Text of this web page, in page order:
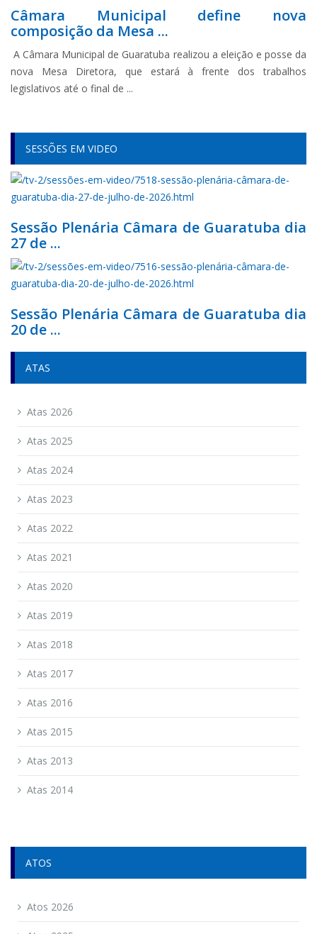
Câmara Municipal define nova
composição da Mesa ...
A Câmara Municipal de Guaratuba realizou a eleição e posse da
nova Mesa Diretora, que estará à frente dos trabalhos
legislativos até o final de ...
SESSÕES EM VIDEO
Sessão Plenária Câmara de Guaratuba dia
27 de ...
Sessão Plenária Câmara de Guaratuba dia
20 de ...
ATAS
Atas 2026
Atas 2025
Atas 2024
Atas 2023
Atas 2022
Atas 2021
Atas 2020
Atas 2019
Atas 2018
Atas 2017
Atas 2016
Atas 2015
Atas 2013
Atas 2014
ATOS
Atos 2026